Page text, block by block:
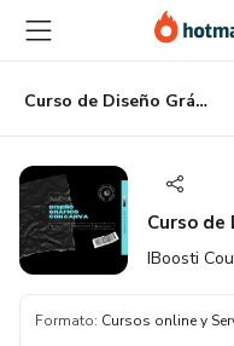
principal
página
de
página
Curso de Diseño Gráfico con Canva
Curso de
IBoosti
Formato: Cursos online y